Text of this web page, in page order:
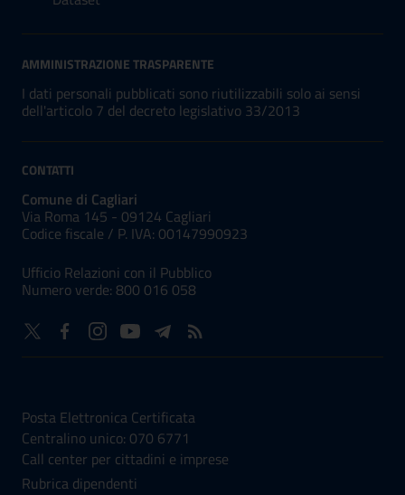
AMMINISTRAZIONE TRASPARENTE
I dati personali pubblicati sono riutilizzabili solo ai sensi
dell'articolo 7 del decreto legislativo 33/2013
CONTATTI
Comune di Cagliari
Via Roma 145 - 09124 Cagliari
Codice fiscale / P. IVA: 00147990923
Ufficio Relazioni con il Pubblico
Numero verde: 800 016 058
Posta Elettronica Certificata
Centralino unico: 070 6771
Call center per cittadini e imprese
Rubrica dipendenti